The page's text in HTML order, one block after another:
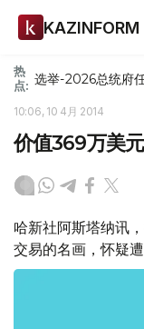
KAZINFORM
热
点: 选举-2026总统府
10:06, 10 4月 2014
价值369万美
哈新社阿斯塔纳讯
交易的名画，怀疑